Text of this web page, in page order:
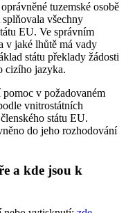
tuzemské osobě
všechny
EU. Ve správním
v jaké lhůtě má vady
státu překlady žádosti
cizího jazyka.
v požadovaném
vnitrostátních
státu EU.
do jeho rozhodování
a kde jsou k